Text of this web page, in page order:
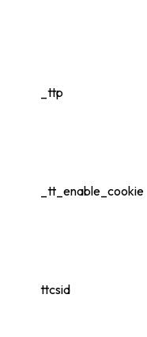
_ttp
_tt_enable_cookie
ttcsid